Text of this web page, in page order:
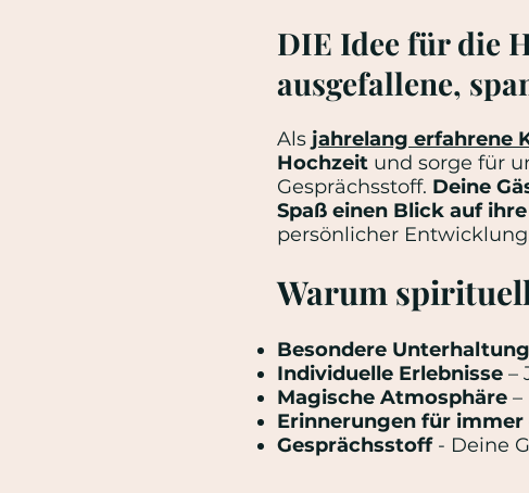
DIE Idee für die
ausgefallene,
Als jahrelang erfahrene
Hochzeit und sorge für
Gesprächsstoff. Deine
Spaß einen Blick auf
persönlicher
Warum
Besondere Unterhaltung
Individuelle Erlebnisse –
Magische Atmosphäre –
Erinnerungen für immer
Gesprächsstoff- Deine